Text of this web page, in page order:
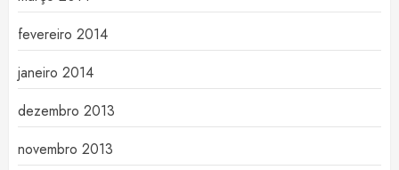
fevereiro 2014
janeiro 2014
dezembro 2013
novembro 2013